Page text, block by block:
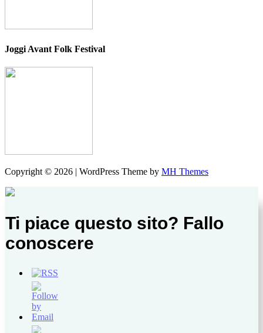
Joggi Avant Folk Festival
Copyright © 2026 | WordPress Theme by MH Themes
Ti piace questo sito? Fallo
conoscere